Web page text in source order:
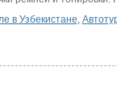
в Узбекистане,